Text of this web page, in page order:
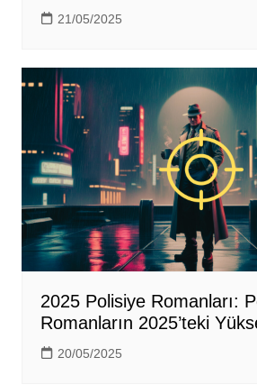
21/05/2025
2025 Polisiye Romanları:
Romanların 2025’teki
20/05/2025